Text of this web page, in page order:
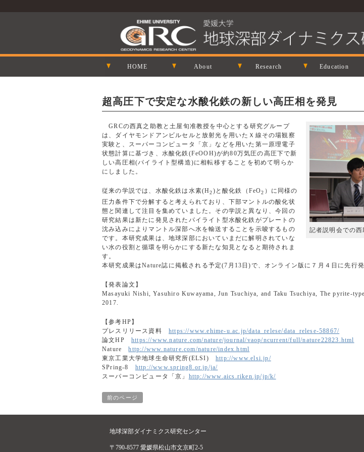
HOME About Research Education
超高圧下で安定な水酸化鉄の新しい高圧相を発見
記者説明会での西
GRCの西真之助教と土屋旬准教授を中心とする研究グループ
は、ダイヤモンドアンビルセルと放射光を用いたＸ線その場観察
実験と、スーパーコンピュータ「京」などを用いた第一原理電子
状態計算に基づき、水酸化鉄(FeOOH)が約80万気圧の高圧下で新
しい高圧相(パイライト型構造)に相転移することを初めて明らか
にしました。
従来の学説では、水酸化鉄は水素(H2)と酸化鉄（FeO2 ）に同様の
圧力条件下で分解すると考えられており、下部マントルの酸化状
態と関連して注目を集めていました。その学説と異なり、今回の
研究結果は新たに発見されたパイライト型水酸化鉄がプレートの
沈み込みによりマントル深部へ水を輸送することを示唆するもの
です。本研究成果は、地球深部においていまだに解明されていな
い水の役割と循環を明らかにする新たな知見となると期待されま
す。
本研究成果はNature誌に掲載される予定(7月13日)で、オンライン版に７月４日に先行発
【発表論文】
Masayuki Nishi, Yasuhiro Kuwayama, Jun Tsuchiya, and Taku Tsuchiya, The pyrite-
2017.
【参考HP】
プレスリリース資料 https://www.ehime-u.ac.jp/data_relese/data_relese-58867/
論文HP https://www.nature.com/nature/journal/vaop/ncurrent/full/nature22823.html
Naturehttp://www.nature.com/nature/index.html
東京工業大学地球生命研究所(ELSI) http://www.elsi.jp/
SPring-8 http://www.spring8.or.jp/ja/
スーパーコンピュータ「京」 http://www.aics.riken.jp/jp/k/
前のページ
地球深部ダイナミクス研究センター
〒790-8577 愛媛県松山市文京町2-5